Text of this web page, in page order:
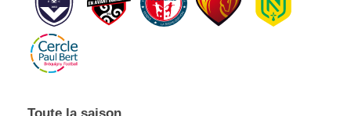
Toute la saison